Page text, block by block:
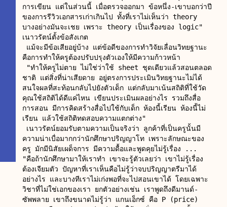
การเขียน แต่ในส่วนนี้ เมื่อตรวจออกมา ข้อหนึ่ง-เขาบอกว่าปี
ของการรีวิวเอกสารเก่าเกินไป ทั้งที่เราไม่เห็นว่า theory
บางอย่างมันจะเชย เพราะ theory เป็นเรื่องของ logic"
เนาวรัตน์ตั้งข้อสังเกต
คือการทำให้ครูต้องปรับปรุงตัวเองให้มีความก้าวหน้า
ชาติ แต่สิ่งที่น่าเสียดาย อยู่ตรงการประเมินวิทยฐานะไม่ได้
สนใจผลที่สะท้อนกลับไปยังตัวเด็ก แต่กลับมาเน้นสถิติที่ใช้วัด
คุณใช้สถิติได้ดีแค่ไหน เขียนประเมินผลอย่างไร รวมถึงสื่อ
การสอน มีการคิดสร้างสื่อไปใช้กับเด็ก ห้องนี้เรียน ห้องนี้ไม่
เรียน แล้วใช้สถิติทดสอบความแตกต่าง"
ความน่าเบื่อมากกว่านักศึกษาปริญญาโท เพราะลักษณะของ
ครู มักมีนิสัยเผด็จการ มีความดื้อและพูดคุยไม่รู้เรื่อง ...
"คือถ้านักศึกษามาให้เราทำ เขาจะรู้ตัวเลยว่า เขาไม่รู้เรื่อง
ต้องเจียมตัว ปัญหาที่เราเห็นคือไม่รู้ว่าจบปริญญาตรีมาได้
อย่างไร และบางทีเราไม่เก่งพอที่จะไปสอนเขาได้ โดยเฉพาะ
วิชาที่ไม่ใช่เอกของเรา ยกตัวอย่างเช่น เราพูดถึงดีมานด์-
ซัพพลาย เขาถึงขนาดไม่รู้ว่า แกนเอ็กซ์ คือ P (price)